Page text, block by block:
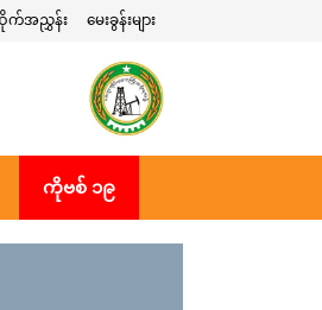
မေးခွန်းများ
က်အညွှန်း
ကိုဗစ် ၁၉